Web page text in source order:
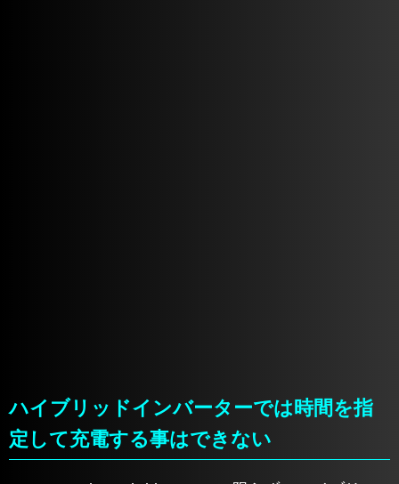
ハイブリッドインバーターでは時間を指
定して充電する事はできない